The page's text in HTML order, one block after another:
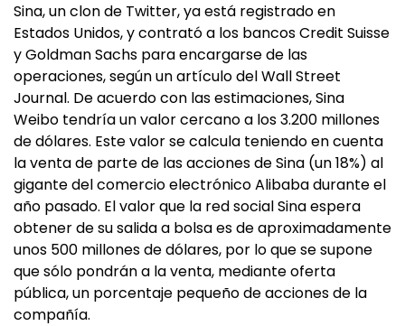
Sina, un clon de Twitter, ya está registrado en
Estados Unidos, y contrató a los bancos Credit Suisse
y Goldman Sachs para encargarse de las
operaciones, según un artículo del Wall Street
Journal. De acuerdo con las estimaciones, Sina
Weibo tendría un valor cercano a los 3.200 millones
de dólares. Este valor se calcula teniendo en cuenta
la venta de parte de las acciones de Sina (un 18%) al
gigante del comercio electrónico Alibaba durante el
año pasado. El valor que la red social Sina espera
obtener de su salida a bolsa es de aproximadamente
unos 500 millones de dólares, por lo que se supone
que sólo pondrán a la venta, mediante oferta
pública, un porcentaje pequeño de acciones de la
compañía.